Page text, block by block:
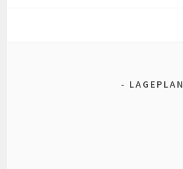
LAGEPLAN